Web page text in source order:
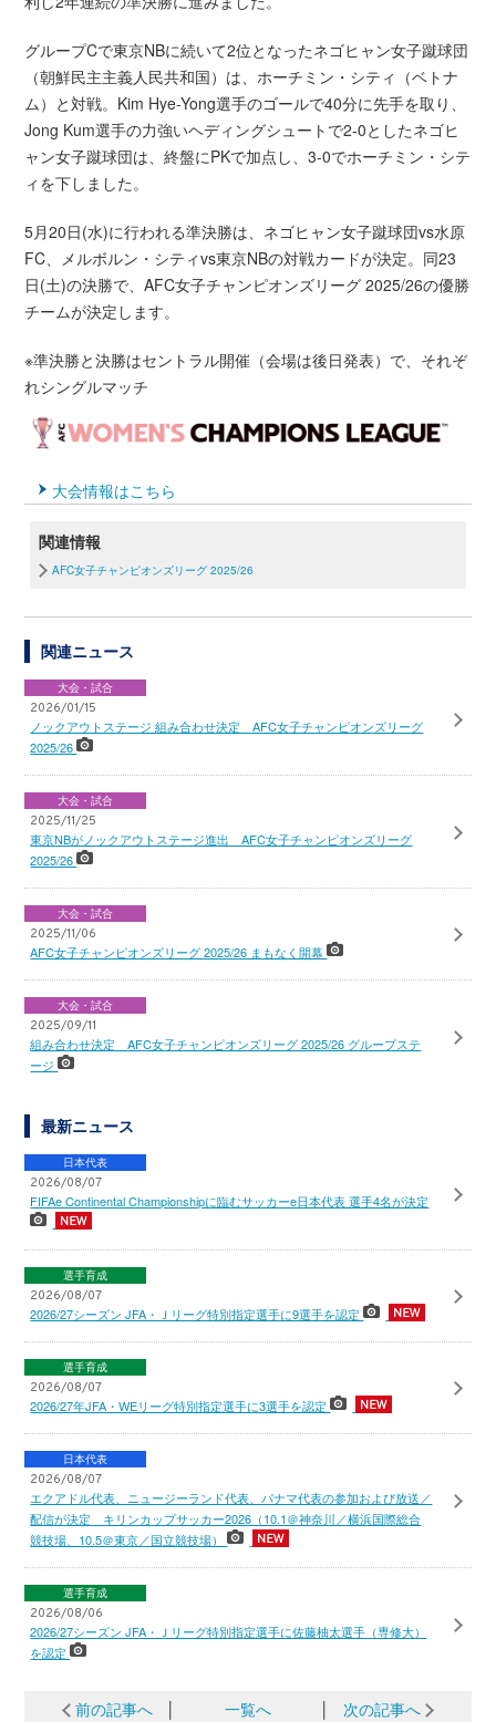
グループCで東京NBに続いて2位となったネゴヒャン女子蹴球団
（朝鮮民主主義人民共和国）は、ホーチミン・シティ（ベトナ
ム）と対戦。Kim Hye-Yong選手のゴールで40分に先手を取り、
Jong Kum選手の力強いヘディングシュートで2-0としたネゴヒ
ャン女子蹴球団は、終盤にPKで加点し、3-0でホーチミン・シテ
ィを下しました。
5月20日(水)に行われる準決勝は、ネゴヒャン女子蹴球団vs水原
FC、メルボルン・シティvs東京NBの対戦カードが決定。同23
日(土)の決勝で、AFC女子チャンピオンズリーグ 2025/26の優勝
チームが決定します。
※準決勝と決勝はセントラル開催（会場は後日発表）で、それぞ
れシングルマッチ
大会情報はこちら
関連情報
AFC女子チャンピオンズリーグ 2025/26
関連ニュース
大会・試合
2026/01/15
ノックアウトステージ 組み合わせ決定 AFC女子チャンピオンズリーグ
2025/26
大会・試合
2025/11/25
東京NBがノックアウトステージ進出 AFC女子チャンピオンズリーグ
2025/26
大会・試合
2025/11/06
AFC女子チャンピオンズリーグ 2025/26 まもなく開幕
大会・試合
2025/09/11
組み合わせ決定 AFC女子チャンピオンズリーグ 2025/26 グループステ
ージ
最新ニュース
日本代表
2026/08/07
FIFAe Continental Championshipに臨むサッカーe日本代表 選手4名が決定
選手育成
2026/08/07
2026/27シーズン JFA・Ｊリーグ特別指定選手に9選手を認定
選手育成
2026/08/07
2026/27年JFA・WEリーグ特別指定選手に3選手を認定
日本代表
2026/08/07
エクアドル代表、ニュージーランド代表、パナマ代表の参加および放送／
配信が決定 キリンカップサッカー2026（10.1＠神奈川／横浜国際総合
競技場、10.5＠東京／国立競技場）
選手育成
2026/08/06
2026/27シーズン JFA・Ｊリーグ特別指定選手に佐藤柚太選手（専修大）
を認定
前の記事へ 一覧へ 次の記事へ